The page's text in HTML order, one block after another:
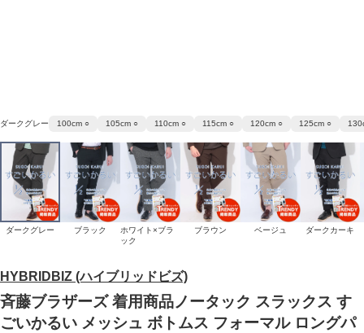
HYBRIDBIZ (ハイブリッドビズ)
斉藤ブラザーズ 着用商品ノータック スラックス す
ごいかるい メッシュ ボトムス フォーマル ロングパ
ダークグレー 100cm ○ 105cm ○ 110cm ○ 115cm ○ 120cm ○ 125cm ○
ダークグレー ブラック
ホワイト×ブラ
ック
ブラウン ベージュ ダークカーキ